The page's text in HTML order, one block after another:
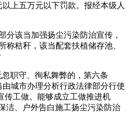
上五万元以下罚款。报经本级人
该当加强扬尘污染防治宣传，
秸秆，该当配套扶植储存池、
职守、徇私舞弊的，第六条
城市办理分析行政法律部分行使
传工做。能够成立工做推进机
洁、户外告白施工扬尘污染防治